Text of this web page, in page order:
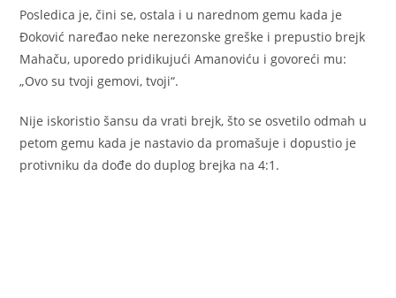
Posledica je, čini se, ostala i u narednom gemu kada je
Đoković naređao neke nerezonske greške i prepustio brejk
Mahaču, uporedo pridikujući Amanoviću i govoreći mu:
„Ovo su tvoji gemovi, tvoji“.
Nije iskoristio šansu da vrati brejk, što se osvetilo odmah u
petom gemu kada je nastavio da promašuje i dopustio je
protivniku da dođe do duplog brejka na 4:1.